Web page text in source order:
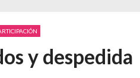
y despedida